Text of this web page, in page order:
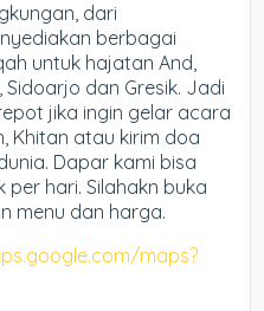
dari
berbagai
untuk hajatan And,
dan Gresik. Jadi
jika ingin gelar acara
Khitan atau kirim doa
Dapar kami bisa
hari. Silahakn buka
menu dan harga.
maps?